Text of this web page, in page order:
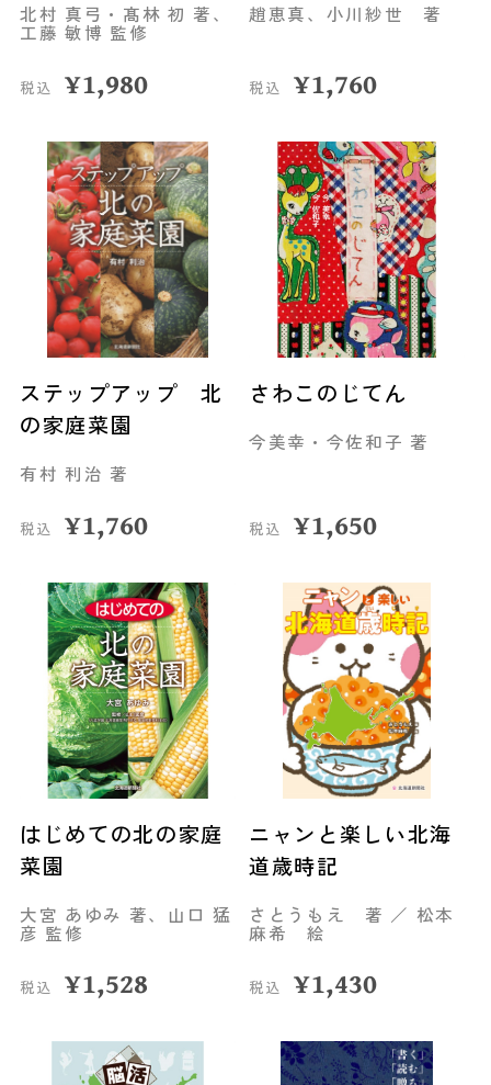
北村 真弓・髙林 初 著、
工藤 敏博 監修
税込 ¥1,980
趙恵真、小川紗世 著
税込 ¥1,760
ステップアップ 北
の家庭菜園
有村 利治 著
税込 ¥1,760
さわこのじてん
今美幸・今佐和子 著
税込 ¥1,650
はじめての北の家庭
菜園
大宮 あゆみ 著、山口 猛
彦 監修
税込 ¥1,528
ニャンと楽しい北海
道歳時記
さとうもえ 著 ／ 松本
麻希 絵
税込 ¥1,430